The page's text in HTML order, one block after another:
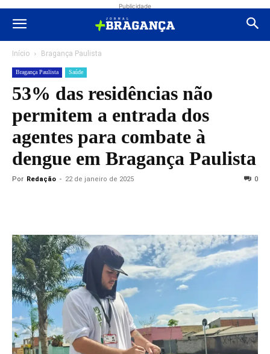
Publicidade
Início Bragança Paulista
Bragança Paulista Saúde
53% das residências não
permitem a entrada dos
agentes para combate à
dengue em Bragança Paulista
Por Redação - 22 de janeiro de 2025 0